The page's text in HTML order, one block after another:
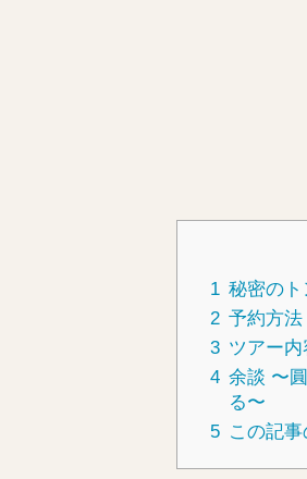
1 秘密のト
2 予約方法
3 ツアー
4 余談 〜
る〜
5 この記